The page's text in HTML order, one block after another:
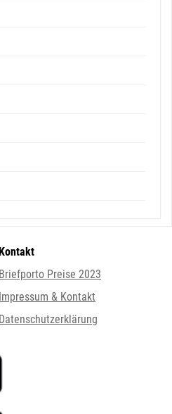
Kontakt
Briefporto Preise 2023
Impressum & Kontakt
Datenschutzerklärung